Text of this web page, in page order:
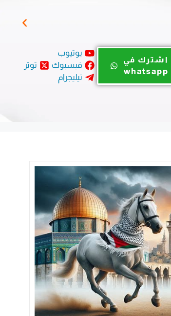
يوتيوب
فيسبوك
توتر
تيليجرام
اشترك في
whatsapp